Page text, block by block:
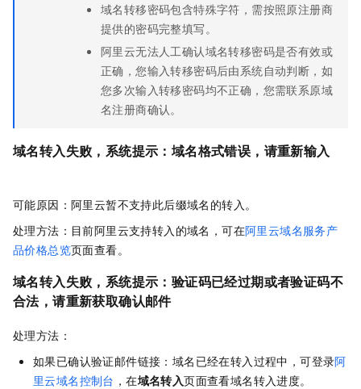
域名转移密码包含特殊字符，需按照原注册商
提供的密码完整填写。
阿里云无法人工确认域名转移密码是否有效或
正确，您输入转移密码后由系统自动判断，如
您多次输入转移密码均不正确，您需联系原域
名注册商确认。
域名转入失败，系统提示：域名格式错误，请重新输入
可能原因：阿里云暂不支持此后缀域名的转入。
处理方法：目前阿里云支持转入的域名，可在阿里云域名服务产
品价格总览页面查看。
域名转入失败，系统提示：验证码已经过期或者验证码不
合法，请重新获取确认邮件
处理方法：
如果已确认验证邮件链接：域名已经在转入过程中，可登录阿
里云域名控制台 ，在域名转入页面查看域名转入进度。